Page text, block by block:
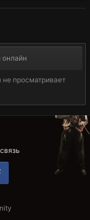
онлайн
не просматривает